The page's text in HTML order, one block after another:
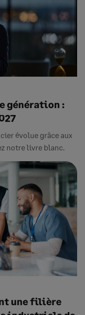
génération :
évolue grâce aux
notre livre blanc.
une filière